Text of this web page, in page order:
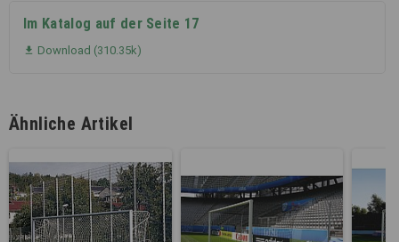
Im Katalog auf der Seite 17
 Download (310.35k)
Ähnliche Artikel